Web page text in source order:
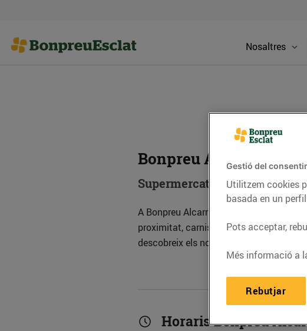
Nosaltres
Bonpreu Alcarràs
Supermercat
A Bonpreu Alcarràs trobaràs tot el que
proximitat, carnisseria, xarcuteria al
descobreix els nostres productes locals!
Horaris Bonpreu
Gestió del
Utilitzem cookies
basada en un
Pots acceptar,
Més informació a
Rebutjar